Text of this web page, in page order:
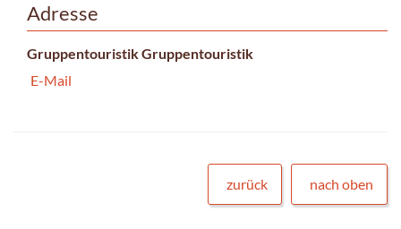
Adresse
Gruppentouristik Gruppentouristik
E-Mail
zurück nach oben